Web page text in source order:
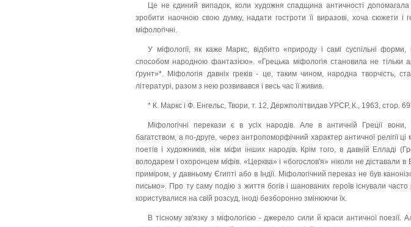
Це не єдиний випадок, коли художня спадщина античності допомагала
зробити наочною свою думку, надати гостроти її виразові, хоча сюжети і
міфологічні.
У міфології, як каже Маркс, відбито «природу і самі суспільні форми,
способом народною фантазією». «Грецька міфологія становила не тільки
ґрунт»*. Міфологія давніх греків - це, таким чином, народна творчість,
літературі, разом з нею розвивався і весь час її живив.
* К. Маркс і Ф. Енгельс, Твори, т. 12, Держполітвидав УРСР, К., 1963, стор.
Міфологічні перекази є в усіх народів. Але в античній Греції
багатством, а по-друге, через антропоморфічний характер античної релігії
поетів і художників, ніж міфи інших народів. Крім того, в давній Елладі
володарем і охоронцем міфів. «Церква» і «богослов'я» ніколи не діставали
приміром, у давньому Єгипті або в Індії. Міфологічний переказ не був
письмо». Про ту саму подію з життя богів і шанованих героїв існували часто
користувалися на свій розсуд, іноді безборонно змінюючи їх.
В тісному зв'язку з міфологією - джерело сили й краси античної поезії.